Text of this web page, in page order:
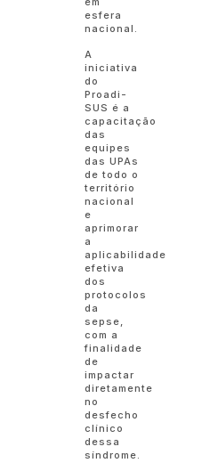
esfera
nacional.
A
iniciativa
do
Proadi-
SUS é a
capacitação
das
equipes
das UPAs
de todo o
território
nacional
e
aprimorar
a
aplicabilidade
efetiva
dos
protocolos
da
sepse,
com a
finalidade
de
impactar
diretamente
no
desfecho
clínico
dessa
síndrome.